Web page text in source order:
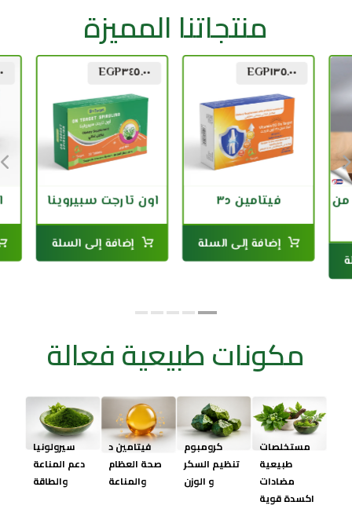
منتجاتنا المميزة
من فيتامين د٣
EGP١٣٥.٠٠
إضافة إلى السلة
اون تارجت سبيروينا
EGP٣٤٥.٠٠
إضافة إلى السلة
مكونات طبيعية فعالة
مستخلصات
طبيعية
مضادات
اكسدة قوية
كرومبوم
تنظيم السكر
و الوزن
فيتامين د
صحة العظام
والمناعة
سيرولونيا
دعم المناعة
والطاقة